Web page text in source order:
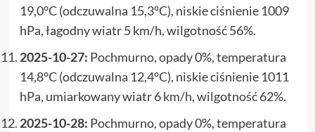
19,0°C (odczuwalna 15,3°C), niskie ciśnienie 1009
hPa, łagodny wiatr 5 km/h, wilgotność 56%.
2025-10-27: Pochmurno, opady 0%, temperatura
14,8°C (odczuwalna 12,4°C), niskie ciśnienie 1011
hPa, umiarkowany wiatr 6 km/h, wilgotność 62%.
2025-10-28: Pochmurno, opady 0%, temperatura